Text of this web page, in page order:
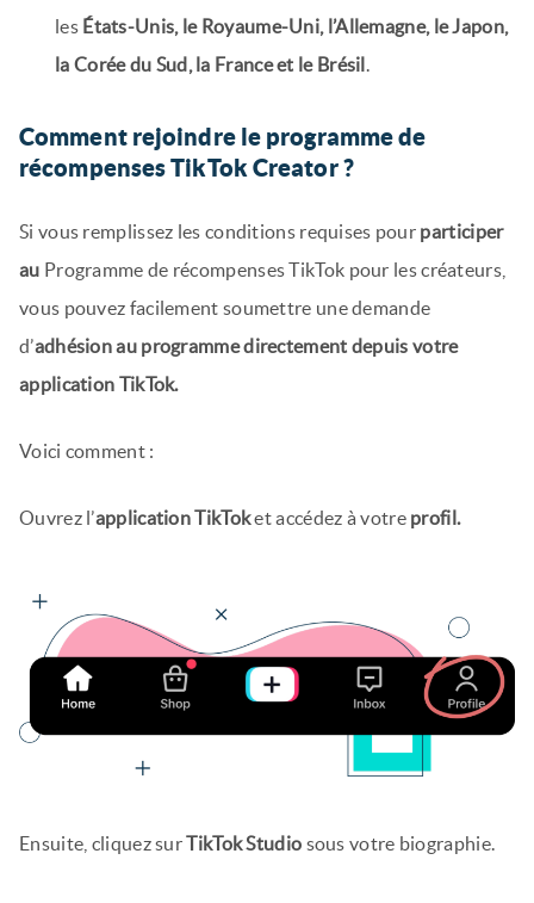
les États-Unis, le Royaume-Uni, l’Allemagne, le Japon,
la Corée du Sud, la France et le Brésil.
Comment rejoindre le programme de
récompenses TikTok Creator ?
Si vous remplissez les conditions requises pour participer
au Programme de récompenses TikTok pour les créateurs,
vous pouvez facilement soumettre une demande
d’adhésion au programme directement depuis votre
application TikTok.
Voici comment :
Ouvrez l’application TikToket accédez à votre profil.
Ensuite, cliquez surTikTok Studio sous votre biographie.